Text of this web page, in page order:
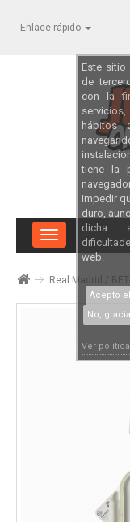
Este
de
con la
hábitos
tiene la
impedir
duro,
dicha
web.
Acepto
No,
Ver
Enlace rápido
Navegación
Toggle
Real Madrid /